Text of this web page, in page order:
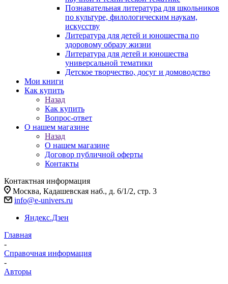
Познавательная литература для школьников
по культуре, филологическим наукам,
искусству
Литература для детей и юношества по
здоровому образу жизни
Литература для детей и юношества
универсальной тематики
Детское творчество, досуг и домоводство
Мои книги
Как купить
Назад
Как купить
Вопрос-ответ
О нашем магазине
Назад
О нашем магазине
Договор публичной оферты
Контакты
Контактная информация
Москва, Кадашевская наб., д. 6/1/2, стр. 3
info@e-univers.ru
Яндекс.Дзен
Главная
-
Справочная информация
-
Авторы